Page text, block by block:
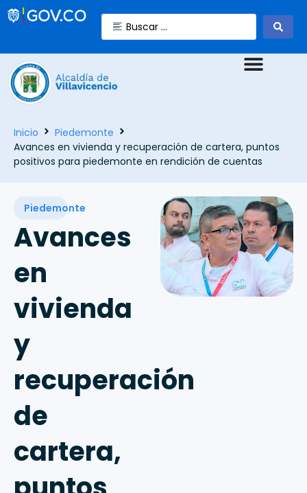
Inicio
Piedemonte
Avances en vivienda y recuperación de cartera, puntos
positivos para piedemonte en rendición de cuentas
Piedemonte
Avances
en
vivienda
y
recuperación
de
cartera,